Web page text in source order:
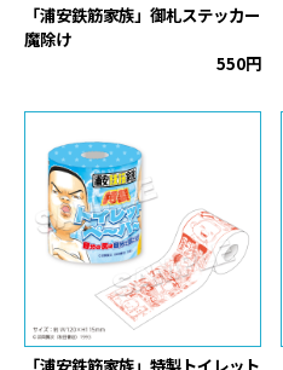
「浦安鉄筋家族」御札ステッカー
魔除け
550円